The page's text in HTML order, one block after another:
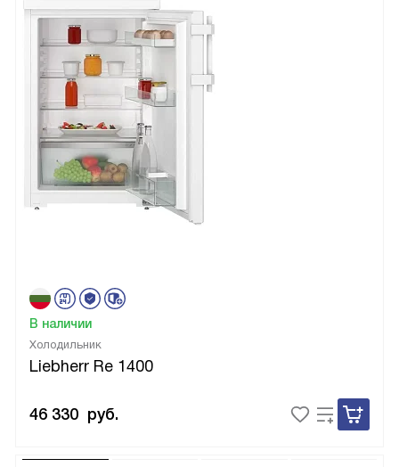
Холодильник
Liebherr Re 1400
В наличии
46 330 руб.